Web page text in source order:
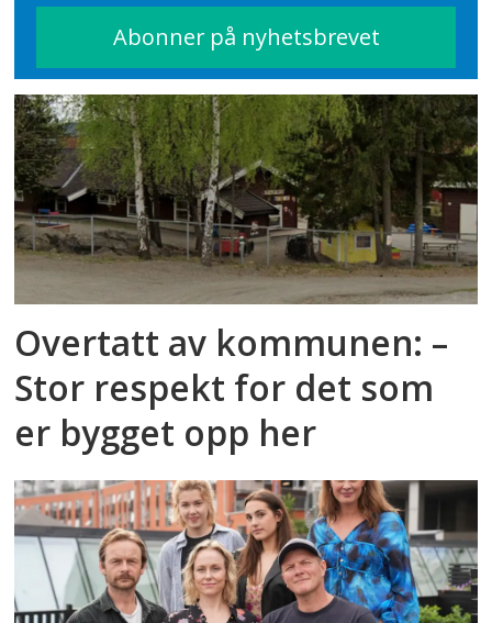
Overtatt av kommunen: –
Stor respekt for det som
er bygget opp her